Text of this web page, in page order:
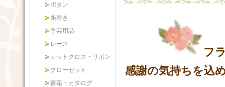
ボタン
糸巻き
手芸用品
レース
カットクロス・リボン
クローゼット
書籍・カタログ
フ
感謝の気持ちを込